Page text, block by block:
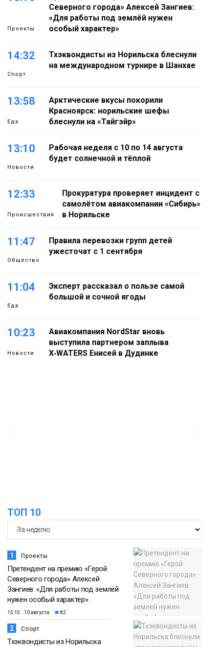
Проекты
Северного города» Алексей Зангиев:
«Для работы под землёй нужен
особый характер»
14:32
Спорт
Тхэквондисты из Норильска блеснули
на международном турнире в Шанхае
13:58
Еда
Арктические вкусы покорили
Красноярск: норильские шефы
блеснули на «Тайгэйр»
13:10
Новости
Рабочая неделя с 10 по 14 августа
будет солнечной и тёплой
12:33
Происшествия
Прокуратура проверяет инцидент с
самолётом авиакомпании «Сибирь»
в Норильске
11:47
Общество
Правила перевозки групп детей
ужесточат с 1 сентября
11:04
Еда
Эксперт рассказал о пользе самой
большой и сочной ягоды
10:23
Новости
Авиакомпания NordStar вновь
выступила партнером заплыва
X‑WATERS Енисей в Дудинке
ТОП 10
1 Проекты
Претендент на премию «Герой
Северного города» Алексей
Зангиев: «Для работы под землёй
нужен особый характер»
15:15 10 августа 82
2 Спорт
Тхэквондисты из Норильска